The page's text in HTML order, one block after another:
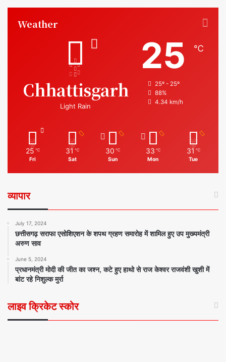
Weather
Chhattisgarh
Light Rain
25 ℃
25º - 25º
88%
4.34 km/h
25 ℃
Fri
31 ℃
Sat
30 ℃
Sun
33 ℃
Mon
31 ℃
Tue
व्यापार
July 17, 2024
छत्तीसगढ़ सराफा एसोशिएशन के शपथ ग्रहण समारोह में शामिल हुए उप मुख्यमंत्री
अरुण साव
June 5, 2024
प्रधानमंत्री मोदी की जीत का जश्न, कटे हुए हाथो से राज केश्वर राजवंशी खुशी में
बांट रहे निशुल्क मुर्रा
लाइव क्रिकेट स्कोर